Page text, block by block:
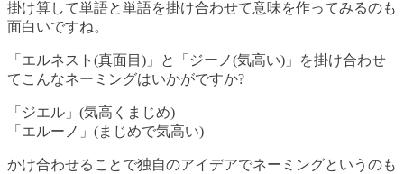
掛け算して単語と単語を掛け合わせて意味を作ってみるのも
面白いですね。
「エルネスト(真面目)」と「ジーノ(気高い)」を掛け合わせ
てこんなネーミングはいかがですか?
「ジエル」(気高くまじめ)
「エルーノ」(まじめで気高い)
かけ合わせることで独自のアイデアでネーミングというのも